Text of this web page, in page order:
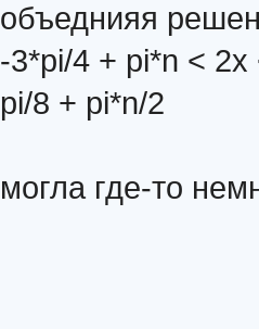
объеднияя
-3*pi/4 + pi*n <
pi/8 + pi*n/2
могла где-то